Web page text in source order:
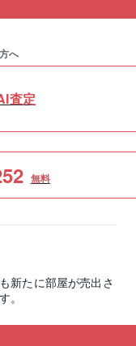
へ
査定
無料
新たに部屋が売出さ
。